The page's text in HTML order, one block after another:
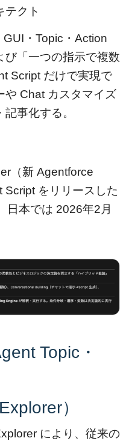
テクト
・Topic・Action
び「一つの指示で複数
Script だけで実現で
や Chat カスタマイズ
事化する。
（新 Agentforce
をリリースした
日本では 2026年2月
Topic・
）
により、従来の